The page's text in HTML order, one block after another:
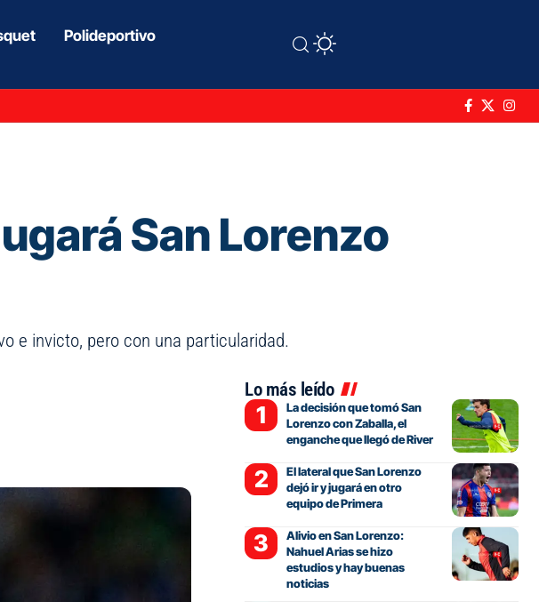
Polideportivo
San Lorenzo
e invicto, pero con una particularidad.
Lo más leído
La decisión que tomó San
Lorenzo con Zaballa, el
enganche que llegó de River
El lateral que San Lorenzo
dejó ir y jugará en otro
equipo de Primera
Alivio en San Lorenzo:
Nahuel Arias se hizo
estudios y hay buenas
noticias